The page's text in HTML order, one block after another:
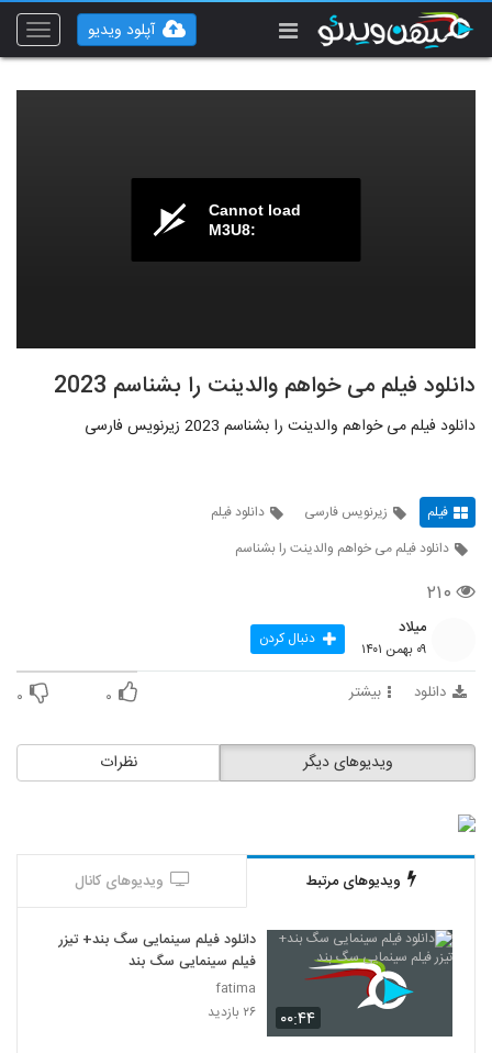
Toggle
آپلود ویدیو
Cannot load
M3U8:
دانلود فیلم می خواهم والدینت را بشناسم 2023
دانلود فیلم می خواهم والدینت را بشناسم 2023 زیرنویس فارسی
فیلم زیرنویس فارسی
دانلود فیلم
دانلود فیلم می خواهم والدینت را بشناسم
۲۱۰
میلاد
۰۹ بهمن ۱۴۰۱ دنبال کردن
دانلود بیشتر ۰ ۰
نظرات ویدیوهای دیگر
ویدیوهای مرتبط ویدیوهای کانال
۰۰:۴۴
دانلود فیلم سینمایی سگ بند+ تیزر
فیلم سینمایی سگ بند
fatima
۲۶ بازدید